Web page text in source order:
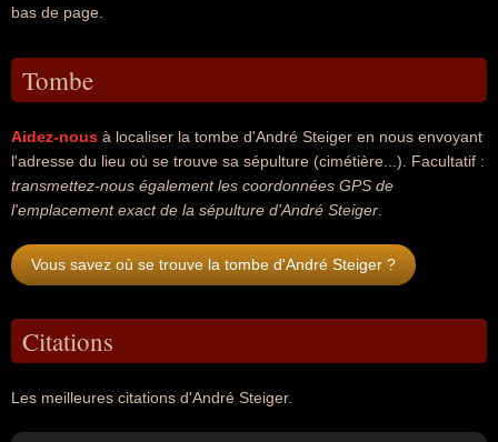
bas de page.
Tombe
Aidez-nous à localiser la tombe d'André Steiger en nous envoyant
l'adresse du lieu où se trouve sa sépulture (cimétière...). Facultatif :
transmettez-nous également les coordonnées GPS de
l'emplacement exact de la sépulture d'André Steiger
Vous savez où se trouve la tombe d'André Steiger ?
Citations
Les meilleures citations d'André Steiger.